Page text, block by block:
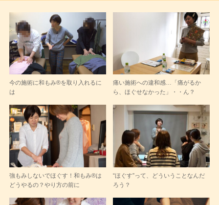
今の施術に和もみ®を取り入れるに
は
痛い施術への違和感…「痛がるか
ら、ほぐせなかった」・・ん？
強もみしないでほぐす！和もみ®は
どうやるの？やり方の前に
“ほぐす”って、どういうことなんだ
ろう？